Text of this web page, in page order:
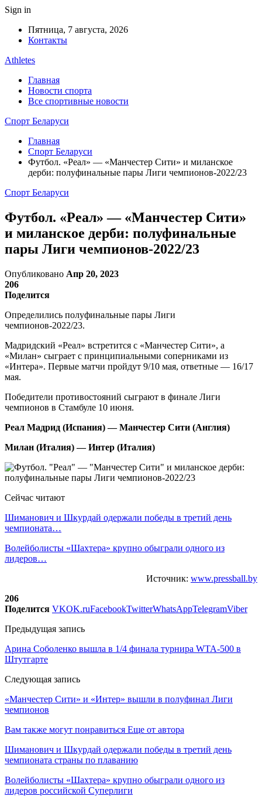
Sign in
Пятница, 7 августа, 2026
Контакты
Athletes
Главная
Новости спорта
Все спортивные новости
Спорт Беларуси
Главная
Спорт Беларуси
Футбол. «Реал» — «Манчестер Сити» и миланское
дерби: полуфинальные пары Лиги чемпионов-2022/23
Спорт Беларуси
Футбол. «Реал» — «Манчестер Сити»
и миланское дерби: полуфинальные
пары Лиги чемпионов-2022/23
Опубликовано Апр 20, 2023
206
Поделится
Определились полуфинальные пары Лиги
чемпионов-2022/23.
Мадридский «Реал» встретится с «Манчестер Сити», а
«Милан» сыграет с принципиальными соперниками из
«Интера». Первые матчи пройдут 9/10 мая, ответные — 16/17
мая.
Победители противостояний сыграют в финале Лиги
чемпионов в Стамбуле 10 июня.
Реал Мадрид (Испания) — Манчестер Сити (Англия)
Милан (Италия) — Интер (Италия)
Сейчас читают
Шиманович и Шкурдай одержали победы в третий день
чемпионата…
Волейболисты «Шахтера» крупно обыграли одного из
лидеров…
Источник: www.pressball.by
206
Поделится VKOK.ruFacebookTwitterWhatsAppTelegramViber
Предыдущая запись
Арина Соболенко вышла в 1/4 финала турнира WTA-500 в
Штутгарте
Следующая запись
«Манчестер Сити» и «Интер» вышли в полуфинал Лиги
чемпионов
Вам также могут понравиться Еще от автора
Шиманович и Шкурдай одержали победы в третий день
чемпионата страны по плаванию
Волейболисты «Шахтера» крупно обыграли одного из
лидеров российской Суперлиги